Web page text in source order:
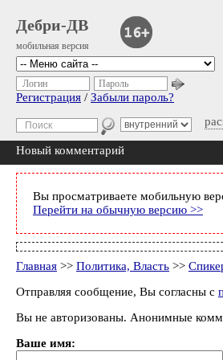
Дебри-ДВ
мобильная версия
Логин Пароль
Регистрация / Забыли пароль?
Новый комментарий
Вы просматриваете мобильную
Перейти на обычную версию >>
Главная >> Политика, Власть >>
Отправляя сообщение, Вы согласны с
Вы не авторизованы. Анонимные
Ваше имя: